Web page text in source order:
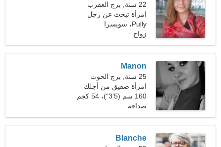
22 سنة, برج العقرب
امرأة تبحث عن رجل
Pully، سويسرا
زواج
Manon
25 سنة, برج الحوت
امرأة صفيق من أجلك
160 سم (5'3")، 54 كجم
(119 رطلا)
صداقة
Blanche